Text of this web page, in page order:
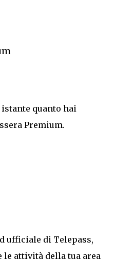
quanto hai
Premium.
ufficiale di Telepass,
attività della tua area